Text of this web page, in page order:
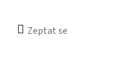
Zeptat se